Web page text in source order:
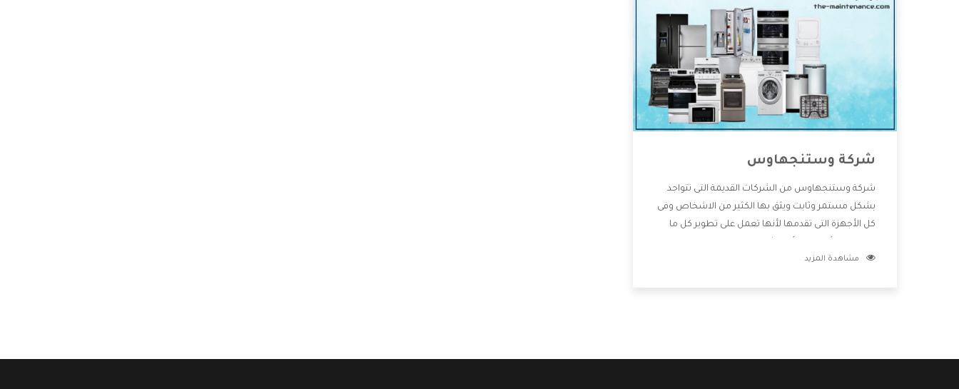
شركة وستنجهاوس
شركة وستنجهاوس من الشركات القديمة التى تتواجد
بشكل مستمر وثابت ويثق بها الكثير من الاشخاص وفى
كل الأجهزة التى تقدمها لأنها تعمل على تطوير كل ما
أفضل خدمات ما بعد البيع مع المنتجات وتقدم للعملاء
مشاهدة المزيد